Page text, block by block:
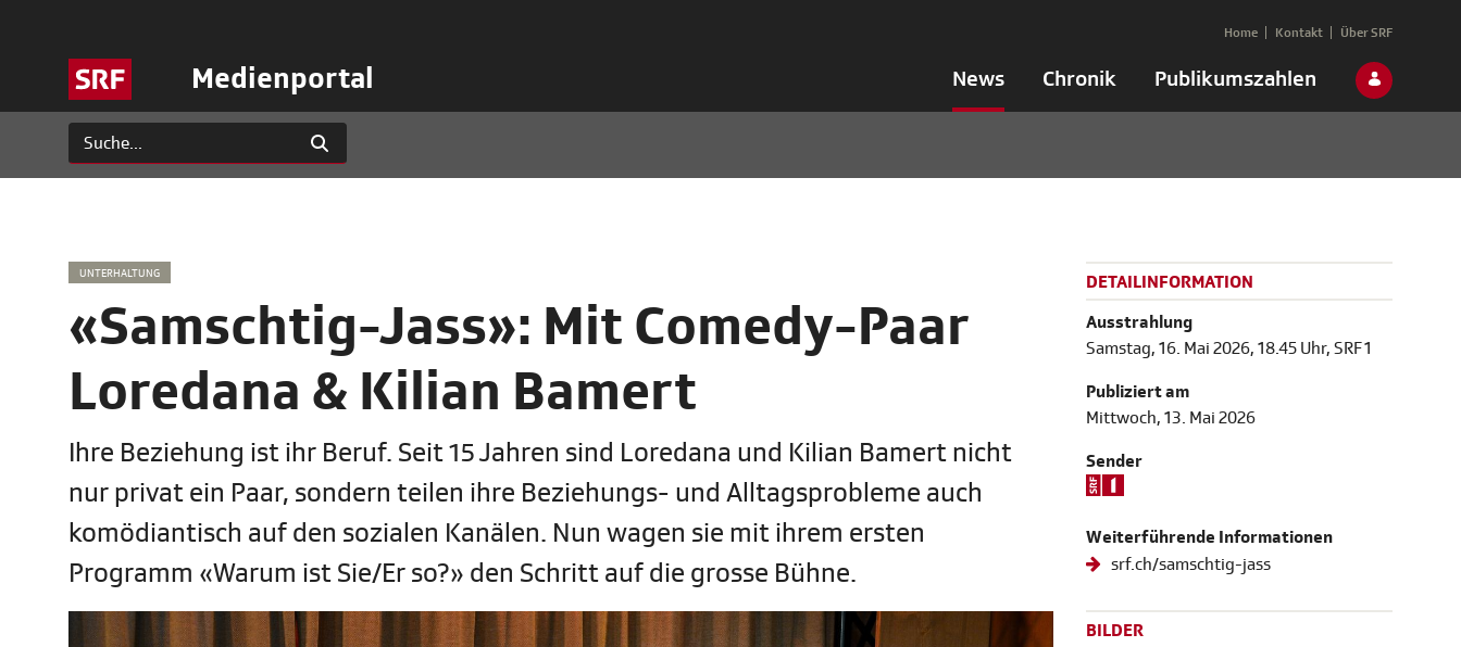
Medienportal News Chronik Publikumszahlen
Home Kontakt Über SRF
UNTERHALTUNG
«Samschtig-Jass»: Mit Comedy-Paar
Loredana & Kilian Bamert
Ihre Beziehung ist ihr Beruf. Seit 15 Jahren sind Loredana und Kilian Bamert nicht
nur privat ein Paar, sondern teilen ihre Beziehungs- und Alltagsprobleme auch
komödiantisch auf den sozialen Kanälen. Nun wagen sie mit ihrem ersten
Programm «Warum ist Sie/Er so?» den Schritt auf die grosse Bühne.
DETAILINFORMATION
Ausstrahlung
Samstag, 16. Mai 2026, 18.45 Uhr, SRF 1
Publiziert am
Mittwoch, 13. Mai 2026
Sender
Weiterführende Informationen
srf.ch/samschtig-jass
BILDER